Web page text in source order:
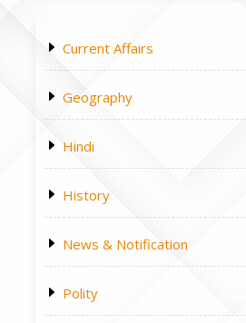
Current Affairs
Geography
Hindi
History
News & Notification
Polity